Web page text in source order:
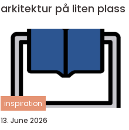
arkitektur på liten plass
inspiration
13. June 2026